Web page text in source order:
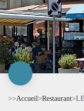
>>Accueil>Restaurant>